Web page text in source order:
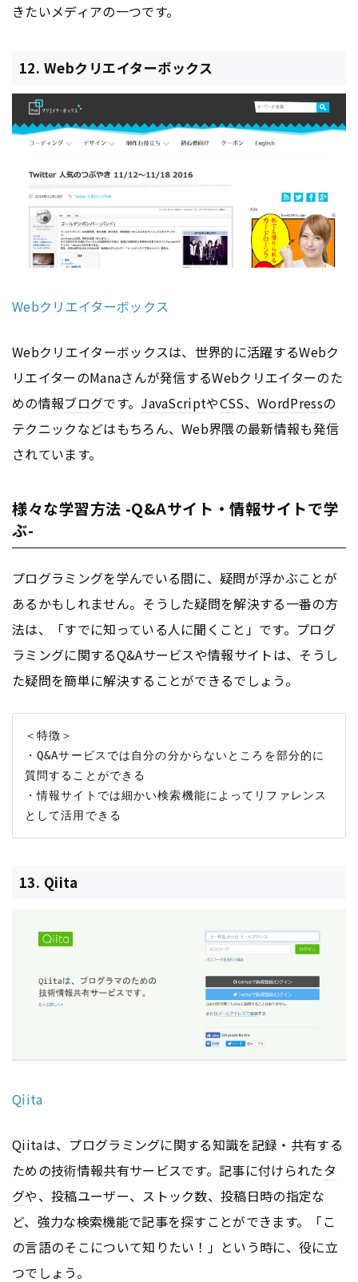
きたいメディアの一つです。
12. Webクリエイターボックス
Webクリエイターボックス
Webクリエイターボックスは、世界的に活躍するWebク
リエイターのManaさんが発信するWebクリエイターのた
めの情報ブログです。 JavaScriptやCSS、WordPressの
テクニックなどはもちろん、Web界隈の最新情報も発信
されています。
様々な学習方法 -Q&Aサイト・情報サイトで学
ぶ-
プログラミングを学んでいる間に、疑問が浮かぶことが
あるかもしれません。そうした疑問を解決する一番の方
法は、「すでに知っている人に聞くこと」です。プログ
ラミングに関するQ&Aサービスや情報サイトは、そうし
た疑問を簡単に解決することができるでしょう。
＜特徴＞
・Q&Aサービスでは自分の分からないところを部分的に
質問することができる
・情報サイトでは細かい検索機能によってリファレンス
13. Qiita
Qiita
Qiitaは、プログラミングに関する知識を記録・共有する
ための技術情報共有サービスです。記事に付けられたタ
グや、投稿ユーザー、ストック数、投稿日時の指定な
ど、強力な検索機能で記事を探すことができます。「こ
の言語のそこについて知りたい！」という時に、役に立
つでしょう。